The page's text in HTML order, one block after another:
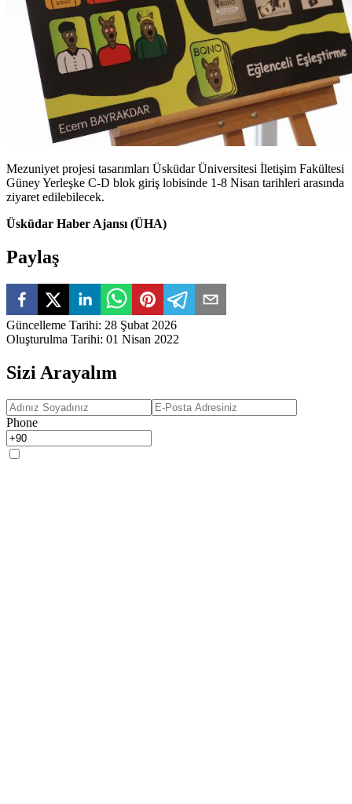
Mezuniyet projesi tasarımları Üsküdar Üniversitesi İletişim Fakültesi
Güney Yerleşke C-D blok giriş lobisinde 1-8 Nisan tarihleri arasında
ziyaret edilebilecek.
Üsküdar Haber Ajansı (ÜHA)
Paylaş
Güncelleme Tarihi: 28 Şubat 2026
Oluşturulma Tarihi: 01 Nisan 2022
Sizi Arayalım
Phone